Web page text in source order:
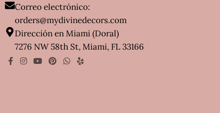
Correo electrónico:
orders@mydivinedecors.com
Dirección en Miami (Doral)
7276 NW 58th St, Miami, FL 33166